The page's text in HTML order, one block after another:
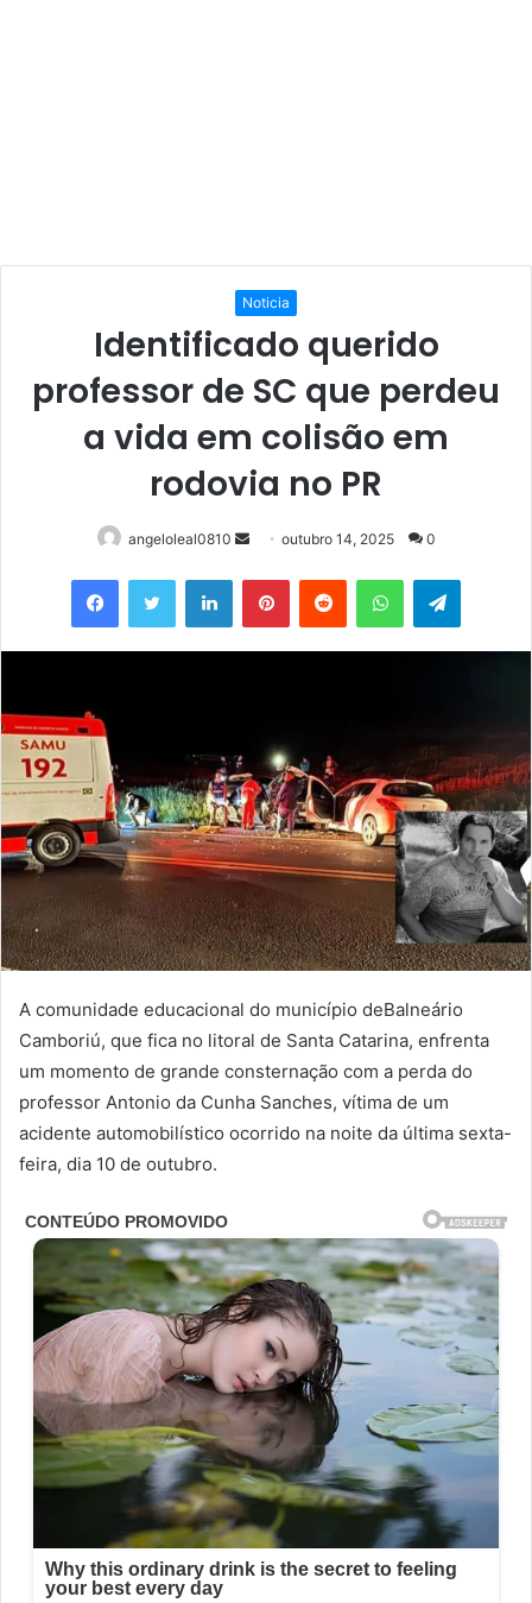
Noticia
Identificado querido
professor de SC que perdeu
a vida em colisão em
rodovia no PR
angeloleal0810
Mande
e-
outubro 14, 2025 0
FacebookTwitter LinkedinPinterestReddit WhatsAppTelegram
A comunidade educacional do município deBalneário
Camboriú, que fica no litoral de Santa Catarina, enfrenta
um momento de grande consternação com a perda do
professor Antonio da Cunha Sanches, vítima de um
acidente automobilístico ocorrido na noite da última sexta-
feira, dia 10 de outubro.